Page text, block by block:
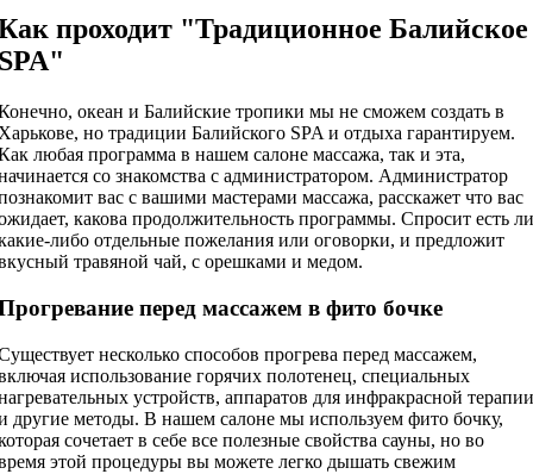
проходит "Традиционное Балийское
океан и Балийские тропики мы не сможем создать в
но традиции Балийского SPA и отдыха гарантируем.
любая программа в нашем салоне массажа, так и эта,
со знакомства с администратором. Администратор
вас с вашими мастерами массажа, расскажет что вас
какова продолжительность программы. Спросит есть ли
либо отдельные пожелания или оговорки, и предложит
травяной чай, с орешками и медом.
перед массажем в фито бочке
несколько способов прогрева перед массажем,
использование горячих полотенец, специальных
устройств, аппаратов для инфракрасной терапии
другие методы. В нашем салоне мы используем фито бочку,
сочетает в себе все полезные свойства сауны, но во
этой процедуры вы можете легко дышать свежим